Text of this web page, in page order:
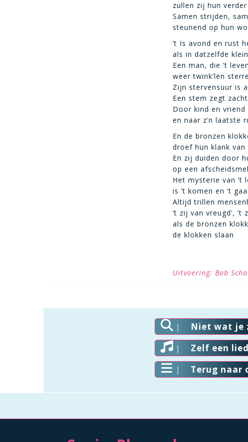
zullen zij hun
Samen strijden,
steunend op hun
’t Is avond en rust
als in datzelfde
Een man, die ’t
weer twink’len
Zijn stervensuur is
Een stem zegt
Door kind en
en naar z’n laatste
En de bronzen
droef hun klank van
En zij duiden door
op een
Het mysterie van ’t
is ’t komen en ’t
Altijd trillen
’t zij van vreugd’, ’t
als de bronzen
de klokken slaan
Uitvoering: Bob
Niet wat je
Zelf een
Terug naar